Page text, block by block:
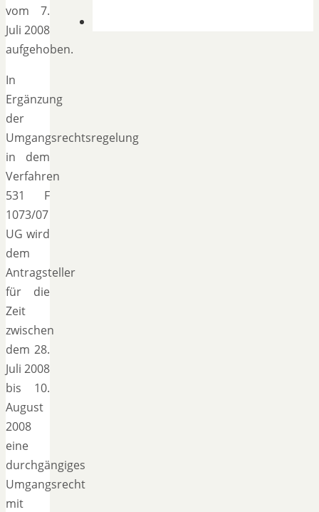
vom 7.
Juli 2008
aufgehoben.
In
Ergänzung
der
Umgangsrechtsregelung
in dem
Verfahren
531 F
1073/07
UG wird
dem
Antragsteller
für die
Zeit
zwischen
dem 28.
Juli 2008
bis 10.
August
2008
eine
durchgängiges
Umgangsrecht
mit